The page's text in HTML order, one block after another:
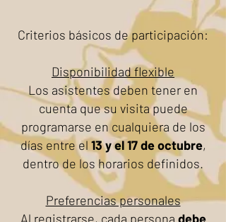
Criterios básicos de participación:
Disponibilidad flexible
Los asistentes deben tener en
cuenta que su visita puede
programarse en cualquiera de los
días entre el 13 y el 17 de octubre,
dentro de los horarios definidos.
Preferencias personales
Al registrarse, cada persona debe